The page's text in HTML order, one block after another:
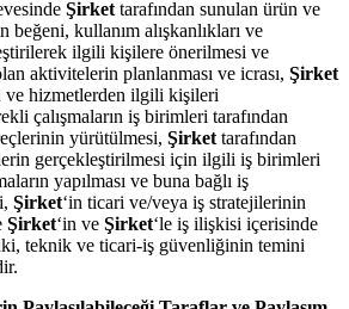
Şirket tarafından sunulan ürün ve
kullanım alışkanlıkları ve
ilgili kişilere önerilmesi ve
aktivitelerin planlanması ve icrası, Şirket
ve hizmetlerden ilgili kişileri
çalışmaların iş birimleri tarafından
yürütülmesi, Şirket tarafından
gerçekleştirilmesi için ilgili iş birimleri
yapılması ve buna bağlı iş
Şirket‘in ticari ve/veya iş stratejilerinin
Şirket‘in ve Şirket‘le iş ilişkisi içerisinde
teknik ve ticari-iş güvenliğinin temini